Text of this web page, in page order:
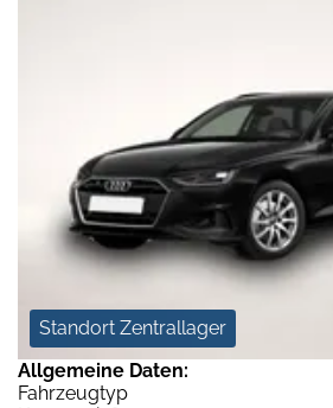
Standort Zentrallager
Allgemeine Daten:
Fahrzeugtyp